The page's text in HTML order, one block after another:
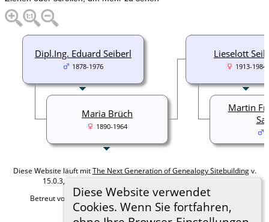
Diese Website verwendet
Cookies. Wenn Sie fortfahren,
Lieselott
1913-1984
Martin
Dipl.Ing. Eduard Seiberl
1878-1976
Maria Brüch
1890-1964
Diese Website läuft mitThe Next Generation of Genealogy Sitebuildingv.
15.0.3, programmiert von Darrin Lythgoe © 2001-2026.
Betreut von
Roland zu Dortmund e.V. . |Datenschutzerklärung
Hier geht es zum Impressum